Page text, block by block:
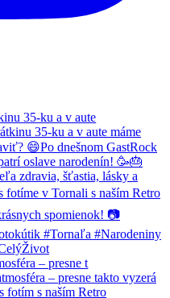
35-ku a v aute
– presne t